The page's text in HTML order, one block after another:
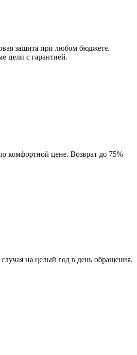
защита при любом бюджете.
цели с гарантией.
комфортной цене. Возврат до 75%
на целый год в день обращения.